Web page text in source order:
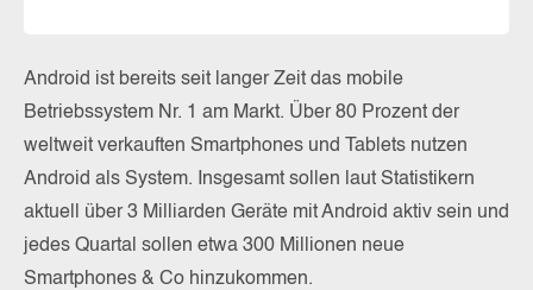
Android ist bereits seit langer Zeit das mobile
Betriebssystem Nr. 1 am Markt. Über 80 Prozent der
weltweit verkauften Smartphones und Tablets nutzen
Android als System. Insgesamt sollen laut Statistikern
aktuell über 3 Milliarden Geräte mit Android aktiv sein und
jedes Quartal sollen etwa 300 Millionen neue
Smartphones & Co hinzukommen.